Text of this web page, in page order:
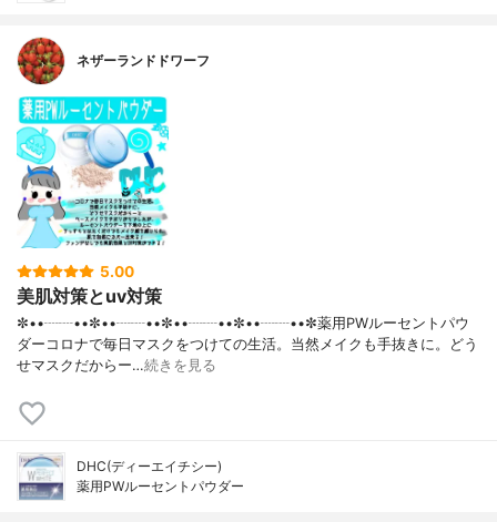
ネザーランドドワーフ
5.00
美肌対策とuv対策
✼••┈┈••✼••┈┈••✼••┈┈••✼••┈┈••✼薬用PWルーセントパウ
ダーコロナで毎日マスクをつけての生活。当然メイクも手抜きに。どう
せマスクだからー…続きを見る
DHC(ディーエイチシー)
薬用PWルーセントパウダー